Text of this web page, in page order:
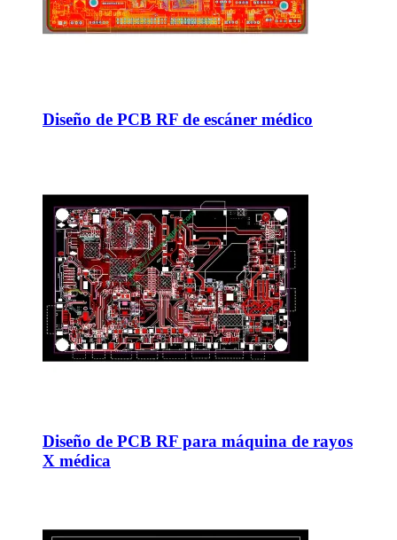
Diseño de PCB RF de escáner médico
Diseño de PCB RF para máquina de rayos
X médica